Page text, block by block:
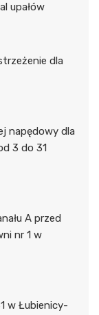
upałów
dla
napędowy dla
3 do 31
A przed
nr 1 w
w Łubienicy-